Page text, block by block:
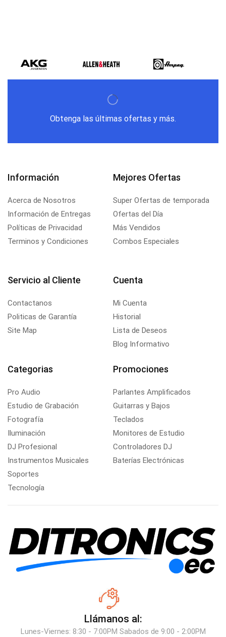
Obtenga las últimas ofertas y más.
Información
Acerca de Nosotros
Información de Entregas
Políticas de Privacidad
Terminos y Condiciones
Mejores Ofertas
Super Ofertas de temporada
Ofertas del Día
Más Vendidos
Combos Especiales
Servicio al Cliente
Contactanos
Politicas de Garantía
Site Map
Cuenta
Mi Cuenta
Historial
Lista de Deseos
Blog Informativo
Categorias
Pro Audio
Estudio de Grabación
Fotografía
Iluminación
DJ Profesional
Instrumentos Musicales
Soportes
Tecnología
Promociones
Parlantes Amplificados
Guitarras y Bajos
Teclados
Monitores de Estudio
Controladores DJ
Baterías Electrónicas
Llámanos al:
Lunes-Viernes: 8:30 - 7:00PM Sabados de 9:00 - 2:00PM